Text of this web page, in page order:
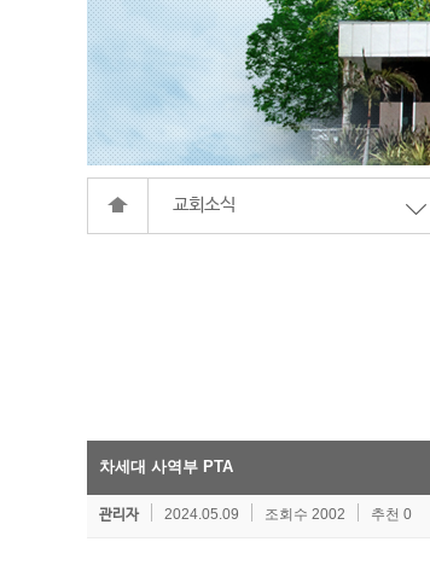
교회소식
차세대 사역부 PTA
관리자 2024.05.09 조회수 2002 추천 0